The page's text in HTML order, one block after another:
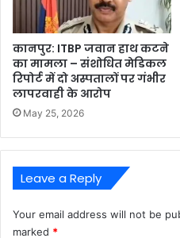
कानपुर: ITBP जवान हाथ कटने
का मामला – संशोधित मेडिकल
रिपोर्ट में दो अस्पतालों पर गंभीर
लापरवाही के आरोप
May 25, 2026
Leave a Reply
Your email address will not be
marked *